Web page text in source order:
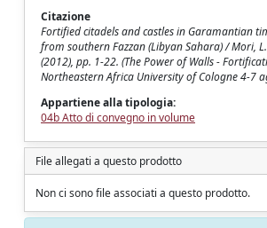
Citazione
Fortified citadels and castles in Garamantian
from southern Fazzan (Libyan Sahara) / Mori,
(2012), pp. 1-22. (The Power of Walls -
Northeastern Africa University of Cologne 4-7
Appartiene alla tipologia:
04b Atto di convegno in volume
File allegati a questo prodotto
Non ci sono file associati a questo prodotto.